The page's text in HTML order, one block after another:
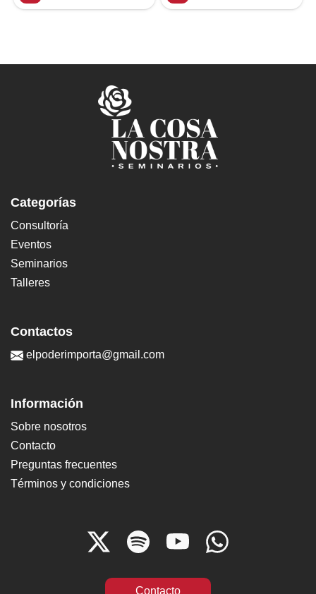
Categorías
Consultoría
Eventos
Seminarios
Talleres
Contactos
elpoderimporta@gmail.com
Información
Sobre nosotros
Contacto
Preguntas frecuentes
Términos y condiciones
Contacto